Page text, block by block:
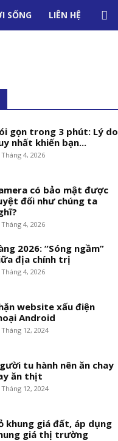
SỐNG LIÊN HỆ
gọn trong 3 phút: Lý do
nhất khiến bạn...
Tháng 4, 2026
có bảo mật được
đối như chúng ta
Tháng 4, 2026
2026: “Sóng ngầm”
địa chính trị
Tháng 4, 2026
website xấu điện
Android
Tháng 12, 2024
tu hành nên ăn chay
ăn thịt
Tháng 12, 2024
khung giá đất, áp dụng
giá thị trường